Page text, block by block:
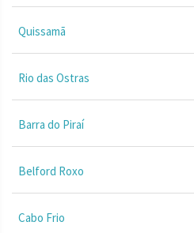
Quissamã
Rio das Ostras
Barra do Piraí
Belford Roxo
Cabo Frio